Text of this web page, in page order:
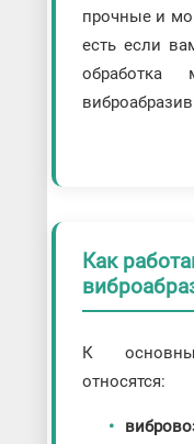
прочные и
есть если
обработка
Как
К
относятся: